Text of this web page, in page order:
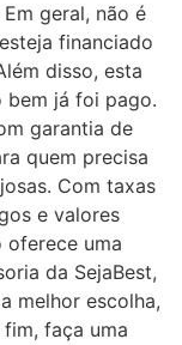
geral, não é
financiado
disso, esta
bem já foi pago.
garantia de
quem precisa
Com taxas
e valores
oferece uma
da SejaBest,
melhor escolha,
faça uma